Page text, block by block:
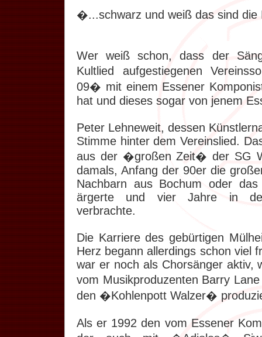
�...schwarz und weiß das sind
Wer weiß schon, dass der
Kultlied aufgestiegenen
09� mit einem Essener
hat und dieses sogar von jenem
Peter Lehneweit, dessen
Stimme hinter dem Vereinslied.
aus der �großen Zeit� der SG
damals, Anfang der 90er die
Nachbarn aus Bochum oder das
ärgerte und vier Jahre in
verbrachte.
Die Karriere des gebürtigen
Herz begann allerdings schon viel
war er noch als Chorsänger aktiv,
vom Musikproduzenten Barry
den �Kohlenpott Walzer�
Als er 1992 den vom Essener